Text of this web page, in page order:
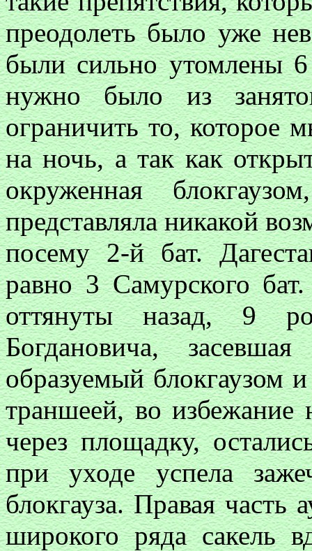
преодолеть было уже
были сильно утомлены
нужно было из
ограничить то, которое
на ночь, а так как
окруженная
представляла никакой
посему 2-й бат.
равно 3 Самурского
оттянуты назад, 9
Богдановича,
образуемый блокгаузом
траншеей, во избежание
через площадку,
при уходе успела
блокгауза. Правая часть
широкого ряда сакель